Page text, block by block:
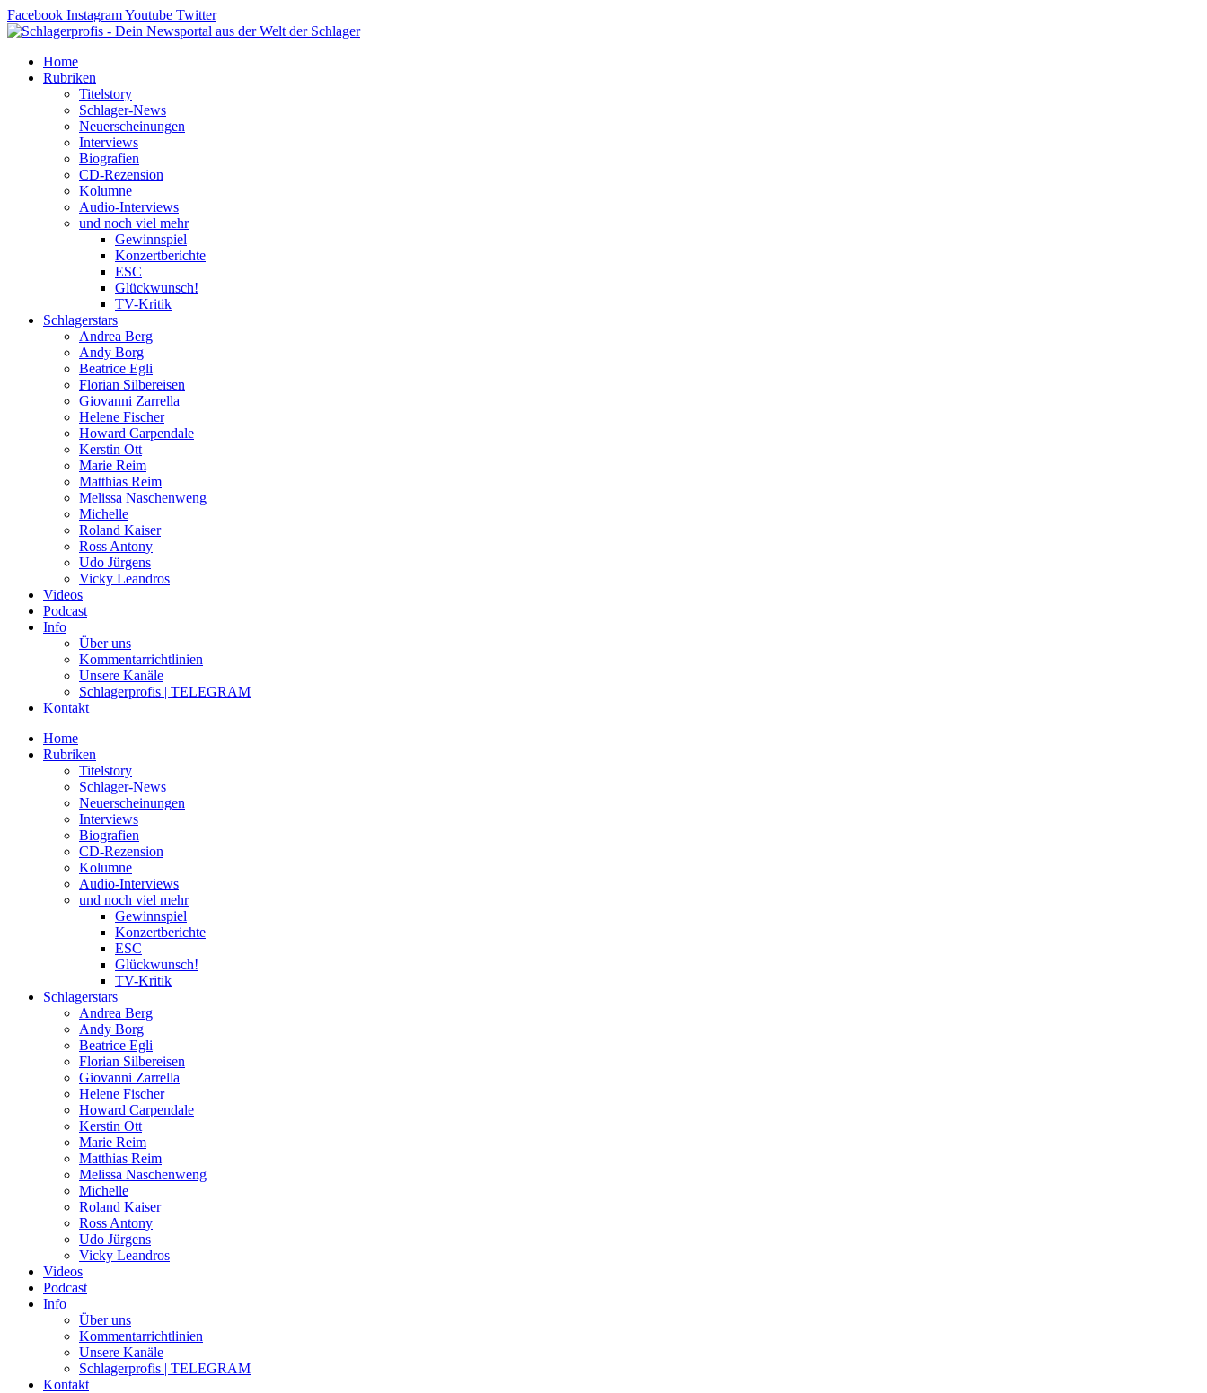
Zum
Inhalt
Facebook InstagramYoutube Twitter
Home
Rubriken
Titelstory
Schlager-News
Neuerscheinungen
Interviews
Biografien
CD-Rezension
Kolumne
Audio-Interviews
und noch viel mehr
Gewinnspiel
Konzertberichte
ESC
Glückwunsch!
TV-Kritik
Schlagerstars
Andrea Berg
Andy Borg
Beatrice Egli
Florian Silbereisen
Giovanni Zarrella
Helene Fischer
Howard Carpendale
Kerstin Ott
Marie Reim
Matthias Reim
Melissa Naschenweng
Michelle
Roland Kaiser
Ross Antony
Udo Jürgens
Vicky Leandros
Videos
Podcast
Info
Über uns
Kommentarrichtlinien
Unsere Kanäle
Schlagerprofis | TELEGRAM
Kontakt
Home
Rubriken
Titelstory
Schlager-News
Neuerscheinungen
Interviews
Biografien
CD-Rezension
Kolumne
Audio-Interviews
und noch viel mehr
Gewinnspiel
Konzertberichte
ESC
Glückwunsch!
TV-Kritik
Schlagerstars
Andrea Berg
Andy Borg
Beatrice Egli
Florian Silbereisen
Giovanni Zarrella
Helene Fischer
Howard Carpendale
Kerstin Ott
Marie Reim
Matthias Reim
Melissa Naschenweng
Michelle
Roland Kaiser
Ross Antony
Udo Jürgens
Vicky Leandros
Videos
Podcast
Info
Über uns
Kommentarrichtlinien
Unsere Kanäle
Schlagerprofis | TELEGRAM
Kontakt